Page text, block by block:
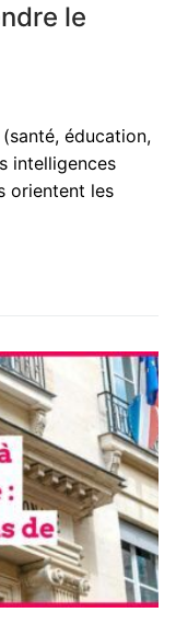
le
éducation,
intelligences
orientent les